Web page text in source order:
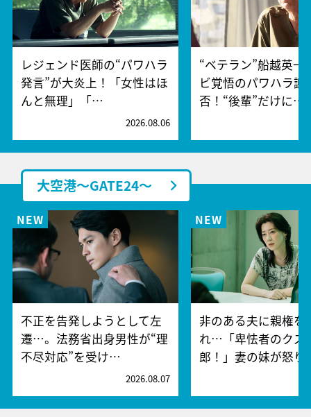
レジェンド医師の“パワハラ
発言”が大炎上！「女性はほ
んと無理」「…
2026.08.06
“ベテラン”船越英一
ビ覚悟のパワハラ謝
否！“後輩”だけに…
大空港～GATE24～
不正を告発しようとして左
遷…。法務省出身男性が“理
不尽対応”を受け…
2026.08.07
非のある夫に親権を
れ…「卑怯者のクズ
郎！」妻の妹が怒